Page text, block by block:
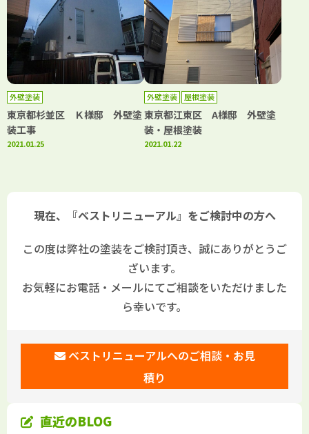
外壁塗装
東京都杉並区 Ｋ様邸 外壁塗
装工事
2021.01.25
外壁塗装 屋根塗装
東京都江東区 A様邸 外壁塗
装・屋根塗装
2021.01.22
現在、『ベストリニューアル』をご検討中の方へ
この度は弊社の塗装をご検討頂き、誠にありがとうご
ざいます。
お気軽にお電話・メールにてご相談をいただけました
ら幸いです。
ベストリニューアルへのご相談・お見
積り
直近のBLOG